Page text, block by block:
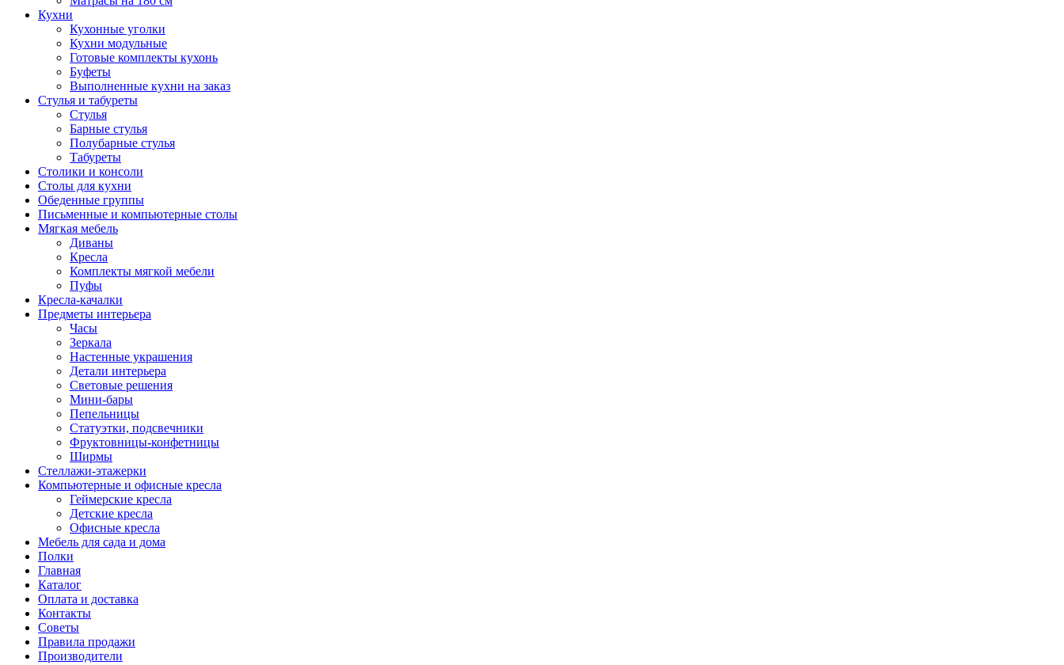
Кухни
Кухонные уголки
Кухни модульные
Готовые комплекты кухонь
Буфеты
Выполненные кухни на заказ
Стулья и табуреты
Стулья
Барные стулья
Полубарные стулья
Табуреты
Столики и консоли
Столы для кухни
Обеденные группы
Письменные и компьютерные столы
Мягкая мебель
Диваны
Кресла
Комплекты мягкой мебели
Пуфы
Кресла-качалки
Предметы интерьера
Часы
Зеркала
Настенные украшения
Детали интерьера
Световые решения
Мини-бары
Пепельницы
Статуэтки, подсвечники
Фруктовницы-конфетницы
Ширмы
Стеллажи-этажерки
Компьютерные и офисные кресла
Геймерские кресла
Детские кресла
Офисные кресла
Мебель для сада и дома
Полки
Главная
Каталог
Оплата и доставка
Контакты
Советы
Правила продажи
Производители